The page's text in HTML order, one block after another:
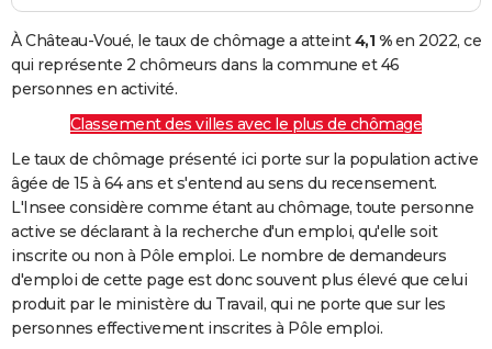
À Château-Voué, le taux de chômage a atteint4,1 %en 2022, ce
qui représente 2 chômeurs dans la commune et 46
personnes en activité.
Classement des villes avec le plus de chômage
Le taux de chômage présenté ici porte sur la population active
âgée de 15 à 64 ans et s'entend au sens du recensement.
L'Insee considère comme étant au chômage, toute personne
active se déclarant à la recherche d'un emploi, qu'elle soit
inscrite ou non à Pôle emploi. Le nombre de demandeurs
d'emploi de cette page est donc souvent plus élevé que celui
produit par le ministère du Travail, qui ne porte que sur les
personnes effectivement inscrites à Pôle emploi.